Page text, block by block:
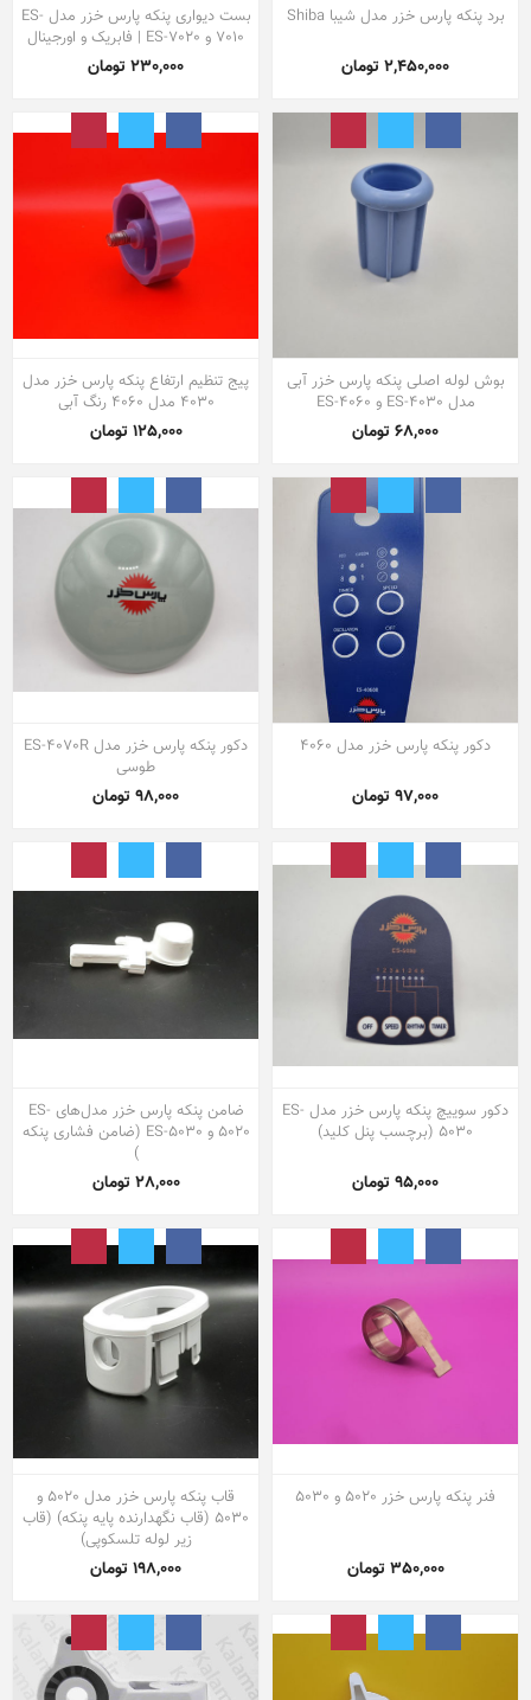
برد پنکه پارس خزر مدل شیبا Shiba
2,450,000 تومان
بست دیواری پنکه پارس خزر مدل ES-
7010 و ES-7020 | فابریک و اورجینال
230,000 تومان
بوش لوله اصلی پنکه پارس خزر آبی
مدل ES-4030 و ES-4060
68,000 تومان
پیج تنظیم ارتفاع پنکه پارس خزر مدل
4030 مدل 4060 رنگ آبی
125,000 تومان
دکور پنکه پارس خزر مدل 4060
97,000 تومان
دکور پنکه پارس خزر مدل ES-4070R
طوسی
98,000 تومان
دکور سوییچ پنکه پارس خزر مدل ES-
5030 (برچسب پنل کلید)
95,000 تومان
ضامن پنکه پارس خزر مدل‌های ES-
5020 و ES-5030 (ضامن فشاری پنکه
)
28,000 تومان
فنر پنکه پارس خزر 5020 و 5030
350,000 تومان
قاب پنکه پارس خزر مدل 5020 و
5030 (قاب نگهدارنده پایه پنکه) (قاب
زیر لوله تلسکوپی)
198,000 تومان